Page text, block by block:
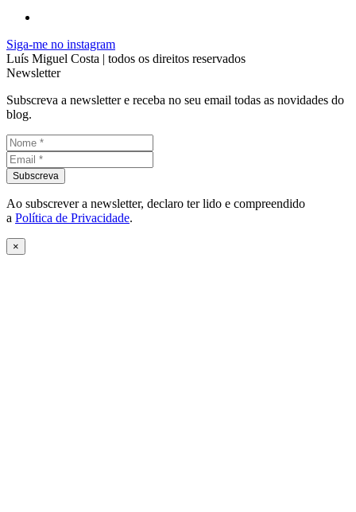
Siga-me no instagram
Luís Miguel Costa | todos os direitos reservados
Newsletter
Subscreva a newsletter e receba no seu email todas as novidades do
blog.
Ao subscrever a newsletter, declaro ter lido e compreendido
a Política de Privacidade.
×